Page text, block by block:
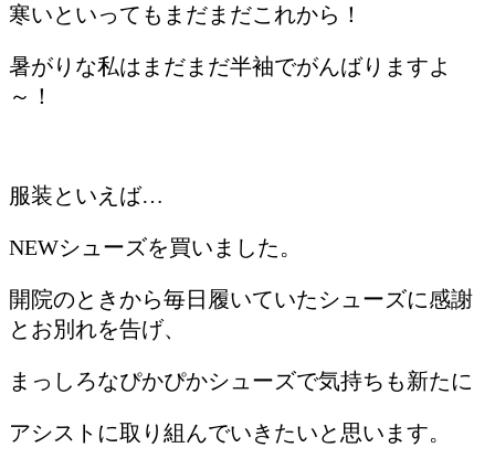
寒いといってもまだまだこれから！
暑がりな私はまだまだ半袖でがんばりますよ
～！
服装といえば…
NEWシューズを買いました。
開院のときから毎日履いていたシューズに感謝
とお別れを告げ、
まっしろなぴかぴかシューズで気持ちも新たに
アシストに取り組んでいきたいと思います。